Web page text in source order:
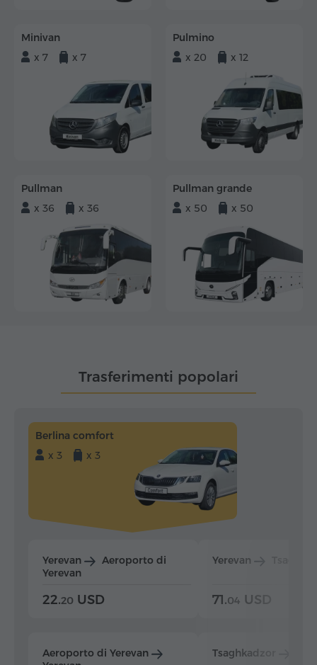
Minivan
x 7
x 7
Pulmino
x 20
x 12
Pullman
x 36
x 36
Pullman grande
x 50
x 50
Trasferimenti popolari
Berlina comfort
x 3
x 3
Yerevan
Aeroporto di
Yerevan
22.20 USD
Aeroporto di Yerevan
Yerevan
71.04 USD
Tsaghkadzor